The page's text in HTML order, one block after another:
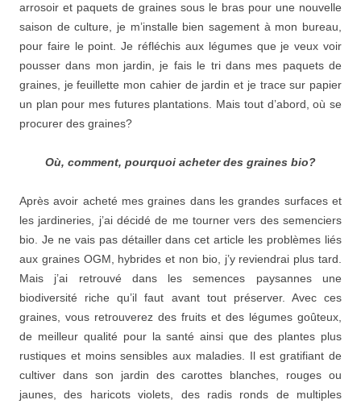
arrosoir et paquets de graines sous le bras pour une nouvelle
saison de culture, je m’installe bien sagement à mon bureau,
pour faire le point. Je réfléchis aux légumes que je veux voir
pousser dans mon jardin, je fais le tri dans mes paquets de
graines, je feuillette mon cahier de jardin et je trace sur papier
un plan pour mes futures plantations. Mais tout d’abord, où se
procurer des graines?
Où, comment, pourquoi acheter des graines bio?
Après avoir acheté mes graines dans les grandes surfaces et
les jardineries, j’ai décidé de me tourner vers des semenciers
bio. Je ne vais pas détailler dans cet article les problèmes liés
aux graines OGM, hybrides et non bio, j’y reviendrai plus tard.
Mais j’ai retrouvé dans les semences paysannes une
biodiversité riche qu’il faut avant tout préserver. Avec ces
graines, vous retrouverez des fruits et des légumes goûteux,
de meilleur qualité pour la santé ainsi que des plantes plus
rustiques et moins sensibles aux maladies. Il est gratifiant de
cultiver dans son jardin des carottes blanches, rouges ou
jaunes, des haricots violets, des radis ronds de multiples